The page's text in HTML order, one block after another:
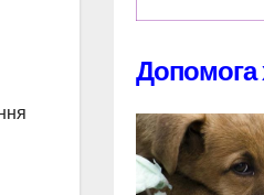
Допомога